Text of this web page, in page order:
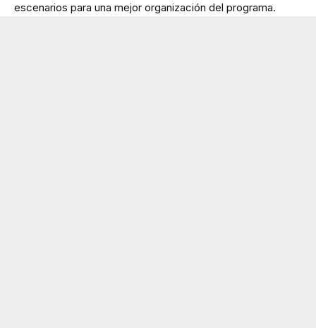
escenarios para una mejor organización del programa.